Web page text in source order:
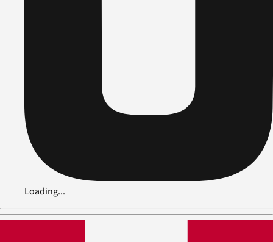
Loading...